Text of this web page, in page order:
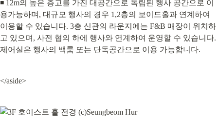
◾ 12m의 높은 층고를 가진 대공간으로 독립된 행사 공간으로 이
용가능하며, 대규모 행사의 경우 1,2층의 보이드홀과 연계하여
이용할 수 있습니다. 3층 신관의 라운지에는 F&B 매장이 위치하
고 있으며, 사전 협의 하에 행사와 연계하여 운영할 수 있습니다.
제어실은 행사의 백룸 또는 단독공간으로 이용 가능합니다.
</aside>